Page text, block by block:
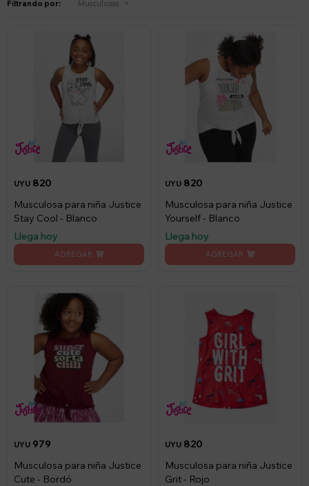
Filtrando por: Musculosas
UYU 820
Musculosa para niña Justice
Stay Cool - Blanco
Llega hoy
UYU 820
Musculosa para niña Justice
Yourself - Blanco
Llega hoy
UYU 979
Musculosa para niña Justice
Cute - Bordó
UYU 820
Musculosa para niña Justice
Grit - Rojo